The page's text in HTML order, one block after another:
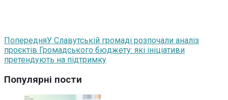
ПопередняУ Славутській громаді розпочали аналіз
проєктів Громадського бюджету: які ініціативи
претендують на підтримку
Популярні пости